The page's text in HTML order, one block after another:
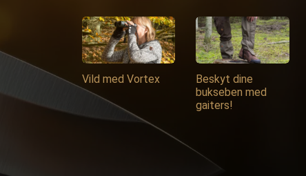
Vild med Vortex
Beskyt dine
bukseben med
gaiters!